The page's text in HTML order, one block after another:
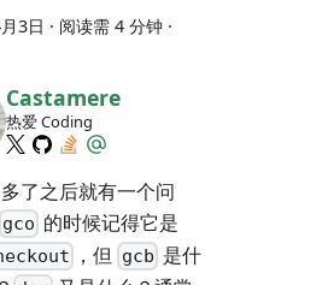
3日 · 阅读需 4 分钟 ·
Castamere
热爱 Coding
了之后就有一个问
gco 的时候记得它是
，但 gcb 是什